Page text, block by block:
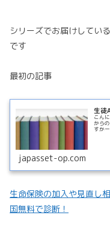
シリーズでお届けしてい
です
最初の記事
生徒
こん
から
すか
japasset-op.com
生命保険の加入や見直し
国無料で診断！